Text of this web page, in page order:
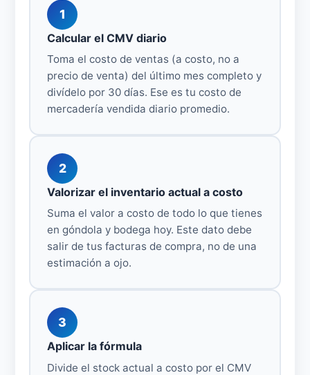
1
Calcular el CMV diario
Toma el costo de ventas (a costo, no a
precio de venta) del último mes completo y
divídelo por 30 días. Ese es tu costo de
mercadería vendida diario promedio.
2
Valorizar el inventario actual a costo
Suma el valor a costo de todo lo que tienes
en góndola y bodega hoy. Este dato debe
salir de tus facturas de compra, no de una
estimación a ojo.
3
Aplicar la fórmula
Divide el stock actual a costo por el CMV